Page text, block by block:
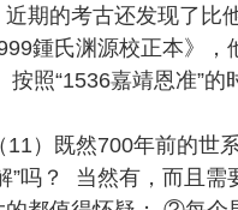
近期的考古还发现了比
鍾氏渊源校正本》
按照“1536嘉靖恩准”
）既然700年前的世
”吗？ 当然有，而且